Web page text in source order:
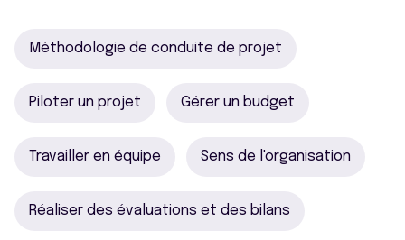
Méthodologie de conduite de projet
Piloter un projet Gérer un budget
Travailler en équipe Sens de l'organisation
Réaliser des évaluations et des bilans